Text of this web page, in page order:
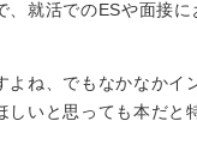
、就活でのESや面接
よね、でもなかなかイ
しいと思っても本だと